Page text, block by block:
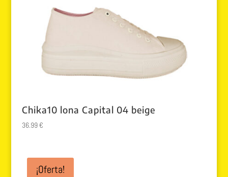
Chika10 lona Capital 04 beige
36.99€
¡Oferta!